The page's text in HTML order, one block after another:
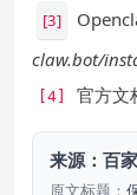
[3]
claw.bot/
[4] 官方文
来源：百
原文标题：